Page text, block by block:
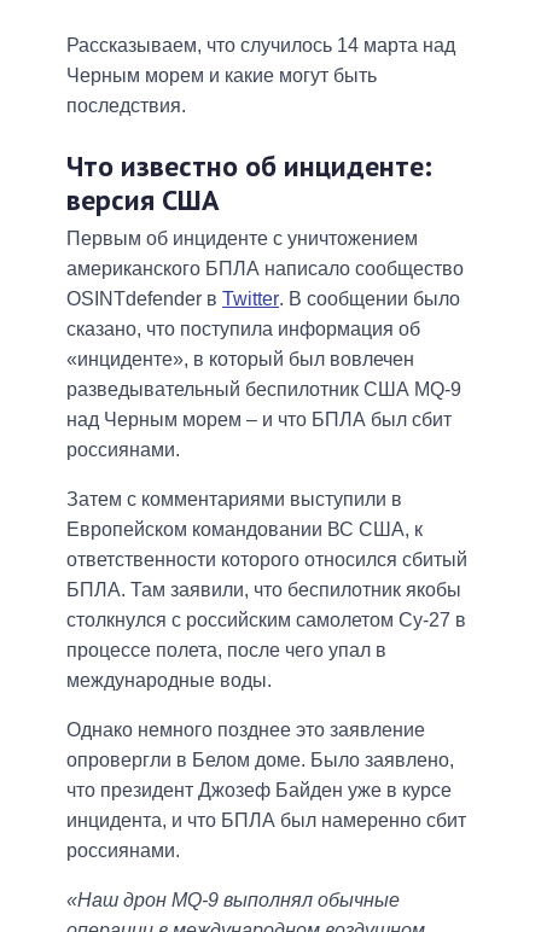
Рассказываем, что случилось 14 марта над
Черным морем и какие могут быть
последствия.
Что известно об инциденте:
версия США
Первым об инциденте с уничтожением
американского БПЛА написало сообщество
OSINTdefender в Twitter. В сообщении было
сказано, что поступила информация об
«инциденте», в который был вовлечен
разведывательный беспилотник США MQ-9
над Черным морем – и что БПЛА был сбит
россиянами.
Затем с комментариями выступили в
Европейском командовании ВС США, к
ответственности которого относился сбитый
БПЛА. Там заявили, что беспилотник якобы
столкнулся с российским самолетом Су-27 в
процессе полета, после чего упал в
международные воды.
Однако немного позднее это заявление
опровергли в Белом доме. Было заявлено,
что президент Джозеф Байден уже в курсе
инцидента, и что БПЛА был намеренно сбит
россиянами.
«Наш дрон MQ-9 выполнял обычные